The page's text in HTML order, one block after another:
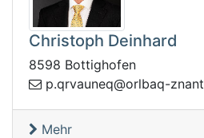
Christoph Deinhard
8598 Bottighofen
@qenuavrq.p
Mehr